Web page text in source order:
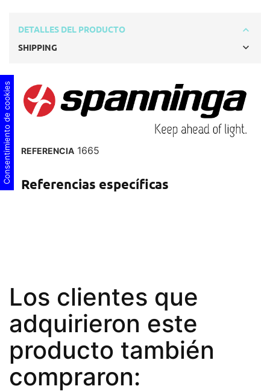
DETALLES DEL PRODUCTO
SHIPPING
REFERENCIA 1665
Referencias específicas
Los clientes que
adquirieron este
producto también
compraron:
Consentimiento de cookies